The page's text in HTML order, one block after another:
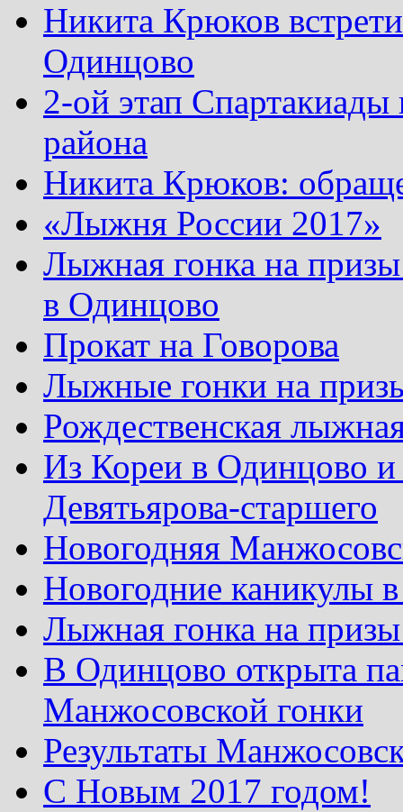
Никита Крюков
Одинцово
2-ой этап
района
Никита Крюков:
«Лыжня России 2017»
Лыжная гонка на
в Одинцово
Прокат на Говорова
Лыжные гонки на
Рождественская
Из Кореи в Одинцово
Девятьярова-старшего
Новогодняя
Новогодние каникулы
Лыжная гонка на
В Одинцово открыта
Манжосовской гонки
Результаты
С Новым 2017 годом!